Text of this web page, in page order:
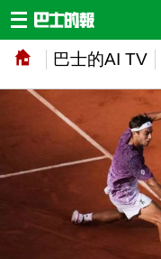
巴士的AI TV